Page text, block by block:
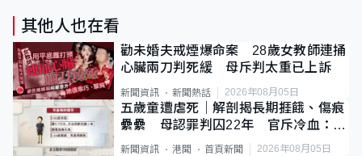
其他人也在看
勸未婚夫戒煙爆命案 28歲女教師連捅
心臟兩刀判死緩 母斥判太重已上訴
新聞資訊 新聞熱話 2026年08月05日
五歲童遭虐死｜解剖揭長期捱餓、傷痕
纍纍 母認罪判囚22年 官斥冷血：同
類案最惡劣
新聞資訊 港聞 首頁新聞 2026年08月05日